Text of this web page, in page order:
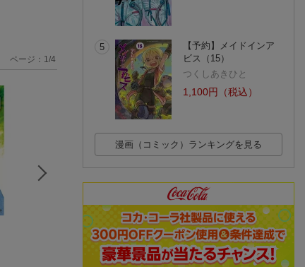
テラフォーマーズ 24
ブラッククローバー 3
8
田畠 裕基
(3件)
MIX（25）
あだち 充
(12件)
ページ： 1 /4
5
【予約】メイドインア
ビス（15）
つくしあきひと
1,100円（税込）
漫画（コミック）ランキングを見る